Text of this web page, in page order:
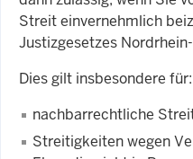
Streit einvernehmlich
Justizgesetzes
Dies gilt insbesondere für:
nachbarrechtliche
Streitigkeiten wegen